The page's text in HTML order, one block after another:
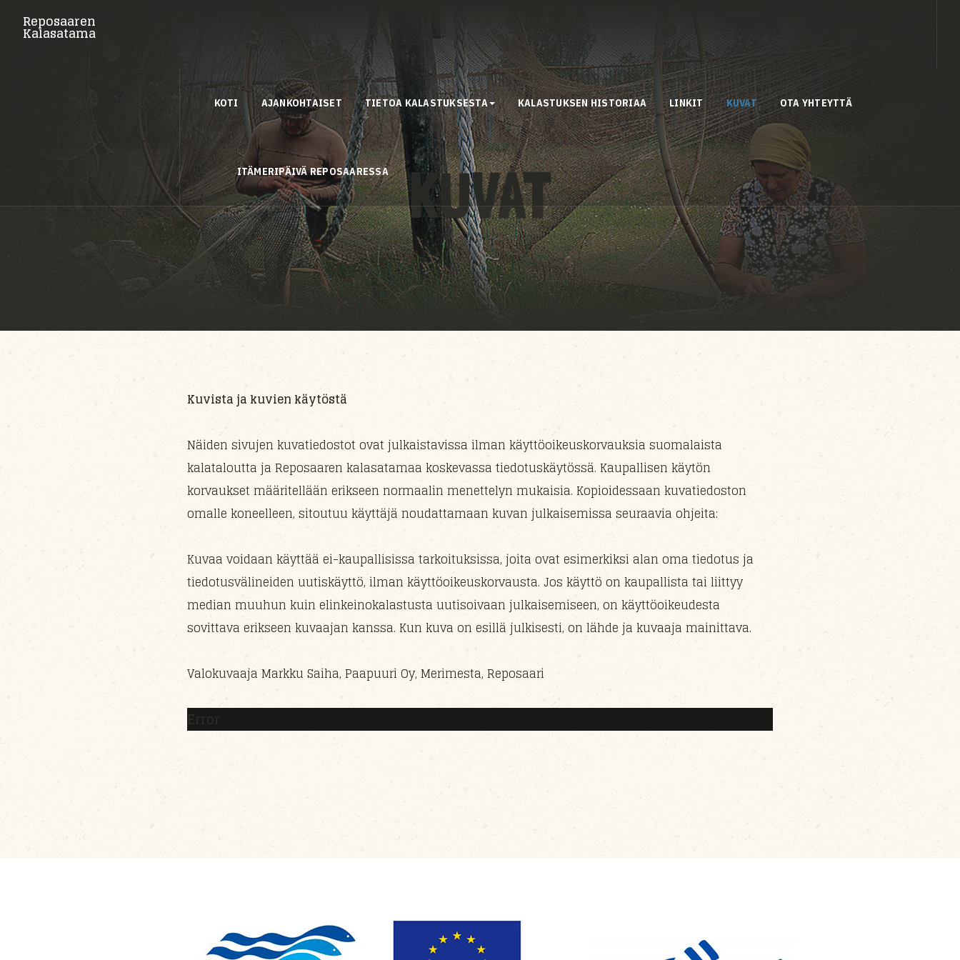
Reposaaren
Kalasatama
KOTI AJANKOHTAISET TIETOA KALASTUKSESTA KALASTUKSEN HISTORIAA LINKIT KUVAT OTA YHTEYTTÄ
ITÄMERIPÄIVÄ REPOSAARESSA KUVAT
Kuvista ja kuvien käytöstä
Näiden sivujen kuvatiedostot ovat julkaistavissa ilman käyttöoikeuskorvauksia suomalaista
kalataloutta ja Reposaaren kalasatamaa koskevassa tiedotuskäytössä. Kaupallisen käytön
korvaukset määritellään erikseen normaalin menettelyn mukaisia. Kopioidessaan kuvatiedoston
omalle koneelleen, sitoutuu käyttäjä noudattamaan kuvan julkaisemissa seuraavia ohjeita:
Kuvaa voidaan käyttää ei-kaupallisissa tarkoituksissa, joita ovat esimerkiksi alan oma tiedotus ja
tiedotusvälineiden uutiskäyttö, ilman käyttöoikeuskorvausta. Jos käyttö on kaupallista tai liittyy
median muuhun kuin elinkeinokalastusta uutisoivaan julkaisemiseen, on käyttöoikeudesta
sovittava erikseen kuvaajan kanssa. Kun kuva on esillä julkisesti, on lähde ja kuvaaja mainittava.
Valokuvaaja Markku Saiha, Paapuuri Oy, Merimesta, Reposaari